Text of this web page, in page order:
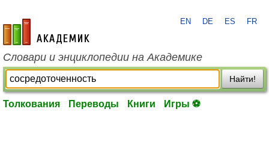
academic.ru
EN DE ES FR
Словари и энциклопедии на Академике
Найти!
Толкования Переводы Книги Игры ⚽